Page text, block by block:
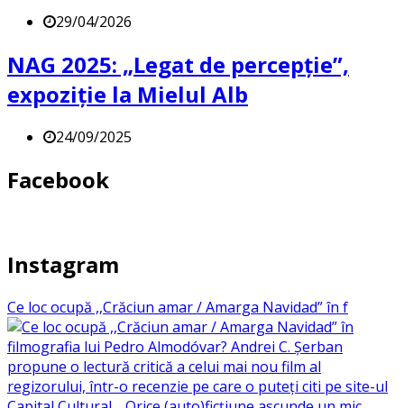
29/04/2026
NAG 2025: „Legat de percepție”,
expoziție la Mielul Alb
24/09/2025
Facebook
Instagram
Ce loc ocupă ,,Crăciun amar / Amarga Navidad” în f